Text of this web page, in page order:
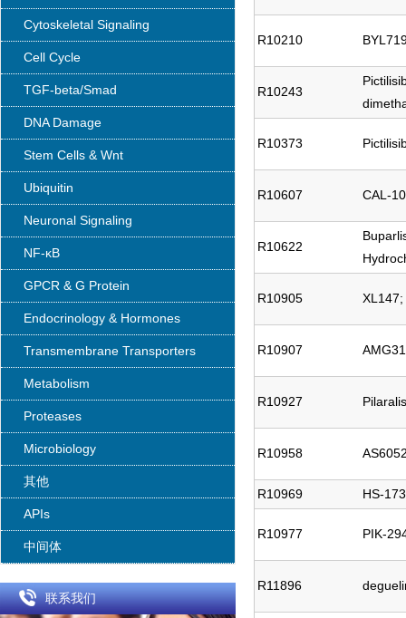
Cytoskeletal Signaling
Cell Cycle
TGF-beta/Smad
DNA Damage
Stem Cells & Wnt
Ubiquitin
Neuronal Signaling
NF-κB
GPCR & G Protein
Endocrinology & Hormones
Transmembrane Transporters
Metabolism
Proteases
Microbiology
其他
APIs
中间体
联系我们
R10210
R10243
R10373
R10607 CAL-
R10622
R10905
R10907
R10927
R10958
R10969 HS-173
R10977 PIK-
R11896